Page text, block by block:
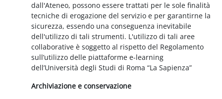
dall'Ateneo, possono essere trattati per le sole finalità
tecniche di erogazione del servizio e per garantirne la
sicurezza, essendo una conseguenza inevitabile
dell'utilizzo di tali strumenti. L'utilizzo di tali aree
collaborative è soggetto al rispetto del Regolamento
sull’utilizzo delle piattaforme e-learning
dell’Università degli Studi di Roma “La Sapienza”
Archiviazione e conservazione